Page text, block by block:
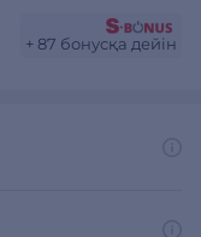
+ 87 бонусқа дейін